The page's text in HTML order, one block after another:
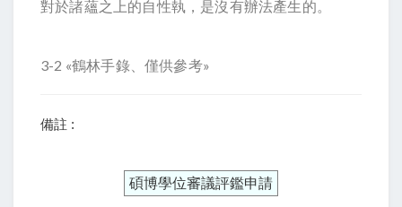
對於諸蘊之上的自性執，是沒有辦法產生的。
3-2 «鶴林手錄、僅供參考»
備註 :
碩博學位審議評鑑申請